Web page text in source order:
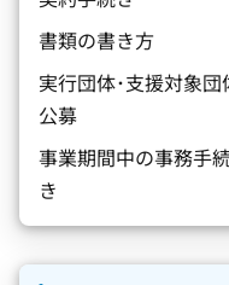
書類の書き方
実行団体･支援対象団
公募
事業期間中の事務手
き